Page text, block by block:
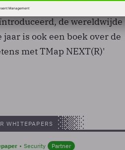
en Koreaans. Eind 2009
de wereldwijde
is ook een boek over de
met TMap NEXT(R)'
WHITEPAPERS
Security Partner